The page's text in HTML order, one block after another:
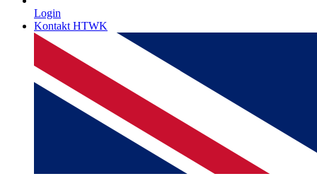
Login
Kontakt HTWK